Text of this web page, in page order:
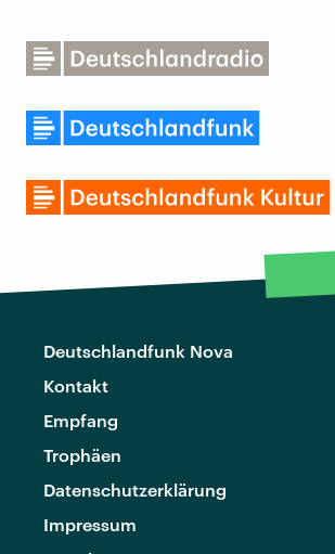
Deutschlandfunk Nova
Kontakt
Empfang
Trophäen
Datenschutzerklärung
Impressum